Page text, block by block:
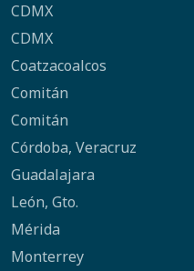
CDMX
CDMX
Coatzacoalcos
Comitán
Comitán
Córdoba, Veracruz
Guadalajara
León, Gto.
Mérida
Monterrey